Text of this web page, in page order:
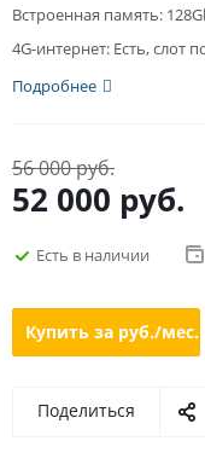
Встроенная память:
4G-интернет: Есть, слот
Подробнее
56 000 руб.
52 000 руб.
Есть в наличии
Купить за руб./мес.
Поделиться